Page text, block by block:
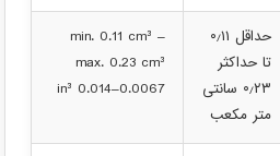
حداقل ۰٫۱۱
تا حداکثر
۰٫۲۳ سانتی
متر مکعب
min. 0.11 cm³ –
max. 0.23 cm³
0.0067–0.014 in³